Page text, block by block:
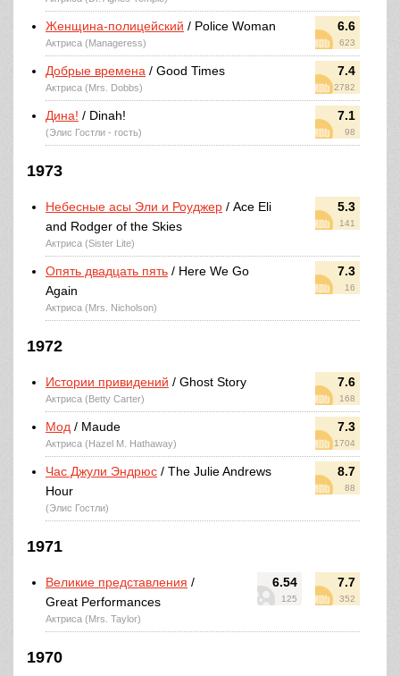
6.6
623
Женщина-полицейский / Police Woman
Актриса (Manageress)
7.4
2782
Добрые времена / Good Times
Актриса (Mrs. Dobbs)
7.1
98
Дина! / Dinah!
(Элис Гостли - гость)
1973
5.3
141
Небесные асы Эли и Роуджер / Ace Eli
and Rodger of the Skies
Актриса (Sister Lite)
7.3
16
Опять двадцать пять / Here We Go
Again
Актриса (Mrs. Nicholson)
1972
7.6
168
Истории привидений / Ghost Story
Актриса (Betty Carter)
7.3
1704
Мод / Maude
Актриса (Hazel M. Hathaway)
8.7
88
Час Джули Эндрюс / The Julie Andrews
Hour
(Элис Гостли)
1971
6.54
125
7.7
352
Великие представления /
Great Performances
Актриса (Mrs. Taylor)
1970